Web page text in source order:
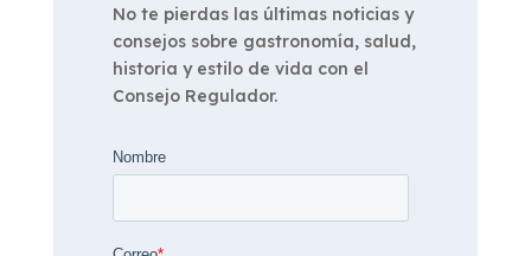
No te pierdas las últimas noticias y
consejos sobre gastronomía, salud,
historia y estilo de vida con el
Consejo Regulador.